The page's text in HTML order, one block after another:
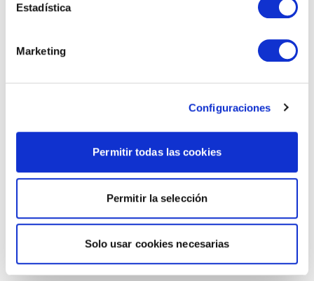
Estadística
Marketing
Configuraciones
Permitir todas las cookies
Permitir la selección
Solo usar cookies necesarias